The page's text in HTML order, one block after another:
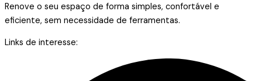
Renove o seu espaço de forma simples, confortável e
eficiente, sem necessidade de ferramentas.
Links de interesse: